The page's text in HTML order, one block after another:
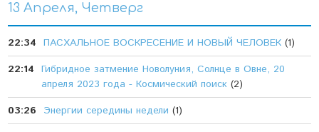
13 Апреля, Четверг
22:34 ПАСХАЛЬНОЕ ВОСКРЕСЕНИЕ И НОВЫЙ ЧЕЛОВЕК (1)
22:14 Гибридное затмение Новолуния, Солнце в Овне, 20
апреля 2023 года - Космический поиск (2)
03:26 Энергии середины недели (1)